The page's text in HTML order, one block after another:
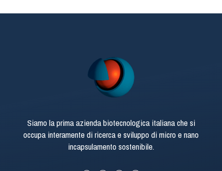
Siamo la prima azienda biotecnologica italiana che si
occupa interamente di ricerca e sviluppo di micro e nano
incapsulamento sostenibile.